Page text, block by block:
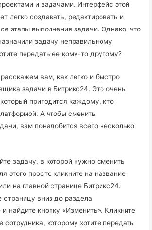
и задачами. Интерфейс этой
легко создавать, редактировать и
этапы выполнения задачи. Однако, что
задачу неправильному
передать ее кому-то другому?
вам, как легко и быстро
задачи в Битрикс24. Это очень
пригодится каждому, кто
А чтобы сменить
вам понадобится всего несколько
задачу, в которой нужно сменить
этого просто кликните на название
на главной странице Битрикс24.
страницу вниз до раздела
и найдите кнопку «Изменить». Кликните
сотрудника, которому хотите передать